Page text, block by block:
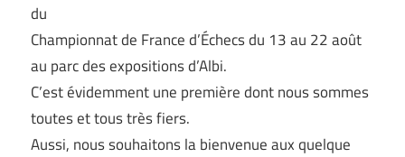
du
Championnat de France d’Échecs du 13 au 22 août
au parc des expositions d’Albi.
C’est évidemment une première dont nous sommes
toutes et tous très fiers.
Aussi, nous souhaitons la bienvenue aux quelque